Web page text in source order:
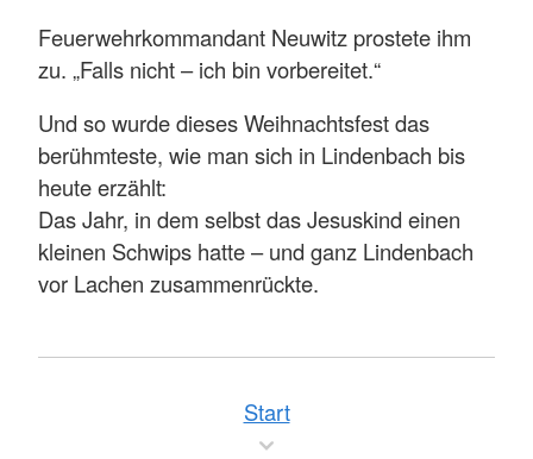
Feuerwehrkommandant Neuwitz prostete ihm
zu. „Falls nicht – ich bin vorbereitet.“
Und so wurde dieses Weihnachtsfest das
berühmteste, wie man sich in Lindenbach bis
heute erzählt:
Das Jahr, in dem selbst das Jesuskind einen
kleinen Schwips hatte – und ganz Lindenbach
vor Lachen zusammenrückte.
Start